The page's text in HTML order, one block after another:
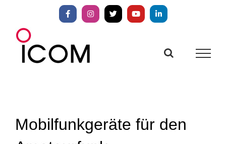
springen
FacebookInstagram
X YouTubeLinkedIn
Mobilfunkgeräte für den